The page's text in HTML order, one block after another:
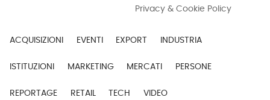
Privacy & Cookie Policy
ACQUISIZIONI EVENTI EXPORT INDUSTRIA
ISTITUZIONI MARKETING MERCATI PERSONE
REPORTAGE RETAIL TECH VIDEO